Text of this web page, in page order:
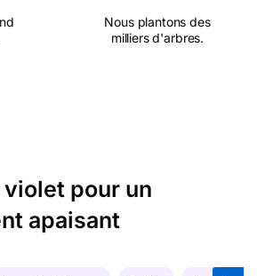
Nous plantons des
milliers d'arbres.
pour un
apaisant